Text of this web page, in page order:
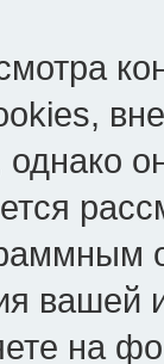
на